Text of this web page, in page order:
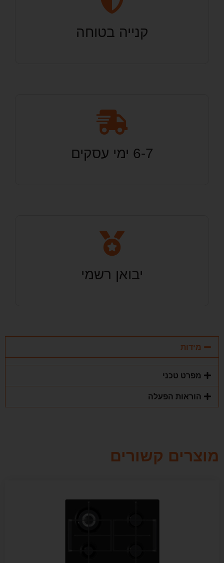
קנייה בטוחה
6-7 ימי עסקים
יבואן רשמי
מידות
מפרט טכני
הוראות הפעלה
מוצרים קשורים